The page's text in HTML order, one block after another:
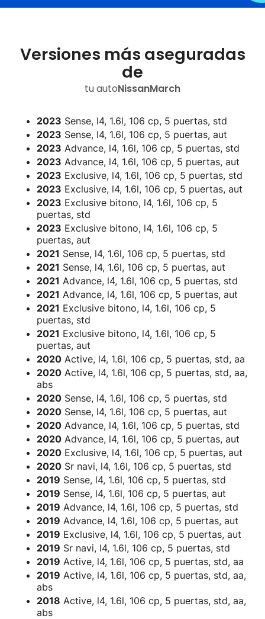
Versiones más aseguradas
de
tu autoNissanMarch
2023 Sense, l4, 1.6l, 106 cp, 5 puertas, std
2023 Sense, l4, 1.6l, 106 cp, 5 puertas, aut
2023 Advance, l4, 1.6l, 106 cp, 5 puertas, std
2023 Advance, l4, 1.6l, 106 cp, 5 puertas, aut
2023 Exclusive, l4, 1.6l, 106 cp, 5 puertas, std
2023 Exclusive, l4, 1.6l, 106 cp, 5 puertas, aut
2023 Exclusive bitono, l4, 1.6l, 106 cp, 5
puertas, std
2023 Exclusive bitono, l4, 1.6l, 106 cp, 5
puertas, aut
2021 Sense, l4, 1.6l, 106 cp, 5 puertas, std
2021 Sense, l4, 1.6l, 106 cp, 5 puertas, aut
2021 Advance, l4, 1.6l, 106 cp, 5 puertas, std
2021 Advance, l4, 1.6l, 106 cp, 5 puertas, aut
2021 Exclusive bitono, l4, 1.6l, 106 cp, 5
puertas, std
2021 Exclusive bitono, l4, 1.6l, 106 cp, 5
puertas, aut
2020 Active, l4, 1.6l, 106 cp, 5 puertas, std, aa
2020 Active, l4, 1.6l, 106 cp, 5 puertas, std, aa,
abs
2020 Sense, l4, 1.6l, 106 cp, 5 puertas, std
2020 Sense, l4, 1.6l, 106 cp, 5 puertas, aut
2020 Advance, l4, 1.6l, 106 cp, 5 puertas, std
2020 Advance, l4, 1.6l, 106 cp, 5 puertas, aut
2020 Exclusive, l4, 1.6l, 106 cp, 5 puertas, aut
2020 Sr navi, l4, 1.6l, 106 cp, 5 puertas, std
2019 Sense, l4, 1.6l, 106 cp, 5 puertas, std
2019 Sense, l4, 1.6l, 106 cp, 5 puertas, aut
2019 Advance, l4, 1.6l, 106 cp, 5 puertas, std
2019 Advance, l4, 1.6l, 106 cp, 5 puertas, aut
2019 Exclusive, l4, 1.6l, 106 cp, 5 puertas, aut
2019 Sr navi, l4, 1.6l, 106 cp, 5 puertas, std
2019 Active, l4, 1.6l, 106 cp, 5 puertas, std, aa
2019 Active, l4, 1.6l, 106 cp, 5 puertas, std, aa,
abs
2018 Active, l4, 1.6l, 106 cp, 5 puertas, std, aa,
abs